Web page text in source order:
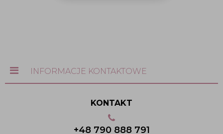
INFORMACJE KONTAKTOWE
KONTAKT
+48 790 888 791